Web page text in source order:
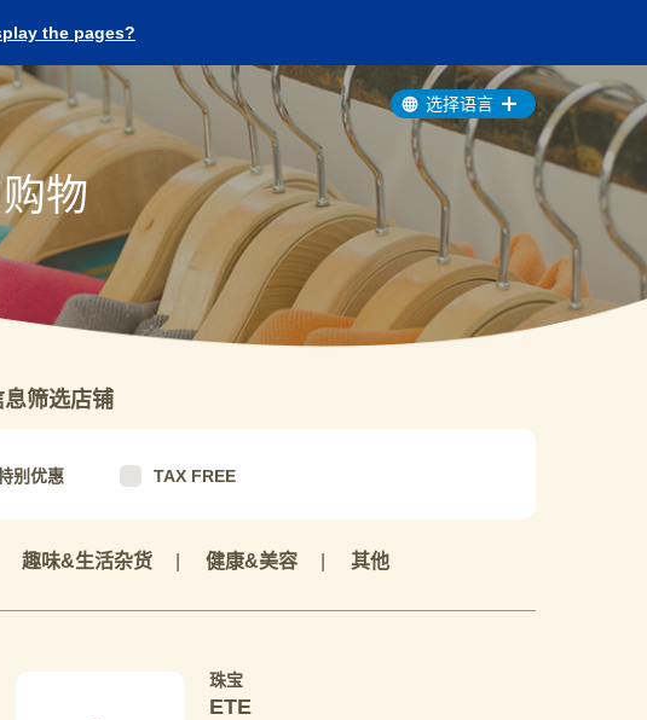
the pages?
选择语言
购物
筛选店铺
别优惠 TAX FREE
趣味&生活杂货 健康&美容 其他
珠宝
ETE